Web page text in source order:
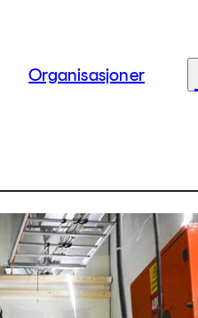
Organisasjoner